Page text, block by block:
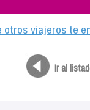
viajeros te
Ir al